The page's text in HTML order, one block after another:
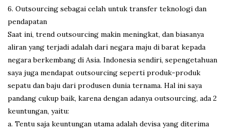
6. Outsourcing sebagai celah untuk transfer teknologi dan
pendapatan
Saat ini, trend outsourcing makin meningkat, dan biasanya
aliran yang terjadi adalah dari negara maju di barat kepada
negara berkembang di Asia. Indonesia sendiri, sepengetahuan
saya juga mendapat outsourcing seperti produk-produk
sepatu dan baju dari produsen dunia ternama. Hal ini saya
pandang cukup baik, karena dengan adanya outsourcing, ada 2
keuntungan, yaitu:
a. Tentu saja keuntungan utama adalah devisa yang diterima